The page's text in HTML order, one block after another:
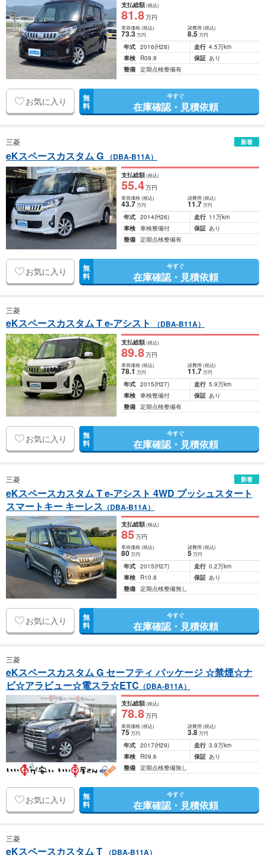
支払総額(税込)
81.8万円
車両価格(税込)
73.3万円
諸費用 (税込)
8.5 万円
年式 2016(H28) 走行 4.5万km
車検
R09.9 保証 あり
整備 定期点検整備有
お気に入り 無
料
今すぐ
在庫確認・見積依頼
三菱 新着
eKスペースカスタム G （DBA-B11A）
支払総額(税込)
55.4万円
車両価格(税込)
43.7万円
諸費用 (税込)
11.7 万円
年式 2014(H26) 走行 11万km
車検 車検整備付 保証 あり
整備 定期点検整備有
お気に入り 無
料
今すぐ
在庫確認・見積依頼
三菱
eKスペースカスタム T e-アシスト （DBA-B11A）
支払総額(税込)
89.8万円
車両価格(税込)
78.1万円
諸費用 (税込)
11.7 万円
年式 2015(H27) 走行 5.9万km
車検 車検整備付 保証 あり
整備 定期点検整備有
お気に入り 無
料
今すぐ
在庫確認・見積依頼
三菱 新着
eKスペースカスタム T e-アシスト 4WD プッシュスタート
スマートキー キーレス （DBA-B11A）
支払総額(税込)
85万円
車両価格(税込)
80万円
諸費用 (税込)
5 万円
年式 2015(H27) 走行 0.2万km
車検
R10.8 保証 あり
整備 定期点検整備無し
お気に入り 無
料
今すぐ
在庫確認・見積依頼
三菱
eKスペースカスタム G セーフティ パッケージ ☆禁煙☆ナ
ビ☆アラビュー☆電スラ☆ETC （DBA-B11A）
支払総額(税込)
78.8万円
車両価格(税込)
75万円
諸費用 (税込)
3.8 万円
年式 2017(H29) 走行 3.9万km
車検
R09.6 保証 あり
整備 定期点検整備無し
お気に入り 無
料
今すぐ
在庫確認・見積依頼
三菱
eKスペースカスタム T （DBA-B11A）